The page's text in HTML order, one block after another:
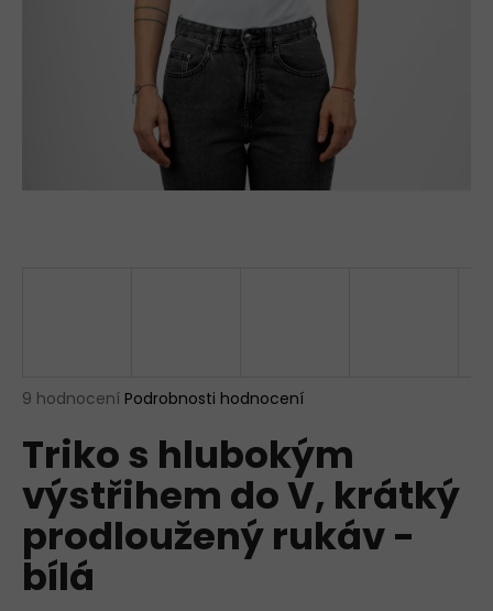
Průměrné
produktu
z
5
hvězdiček.
9 hodnocení Podrobnosti hodnocení
Triko s hlubokým
výstřihem do V, krátký
prodloužený rukáv -
bílá
p
r
u
č
u
e
m